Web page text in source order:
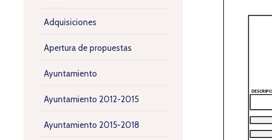
Adquisiciones
Apertura de propuestas
Ayuntamiento
Ayuntamiento 2012-2015
Ayuntamiento 2015-2018